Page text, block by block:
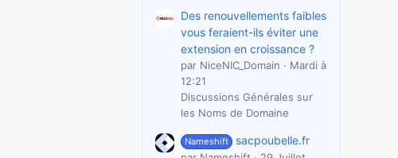
Des renouvellements faibles
vous feraient-ils éviter une
extension en croissance ?
par NiceNIC_Domain
Mardi à
12:21
Discussions Générales sur
les Noms de Domaine
Nameshift sacpoubelle.fr